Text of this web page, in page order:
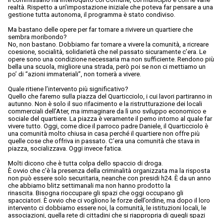
realtà. Rispetto a un’impostazione iniziale che poteva far pensare a una
gestione tutta autonoma, il programma è stato condiviso.
Ma bastano delle opere per far tornare a rivivere un quartiere che
sembra moribondo?
No, non bastano. Dobbiamo far tornare a vivere la comunità, a ricreare
coesione, socialità, solidarietà che nel passato sicuramente c’era. Le
opere sono una condizione necessaria ma non sufficiente. Rendono più
bella una scuola, migliore una strada, però poi se non ci mettiamo un
po’ di “azioni immateriali”, non tornerà a vivere.
Quale ritiene l’intervento più significativo?
Quello che faremo sulla piazza del Quarticciolo, i cui lavori partiranno in
autunno. Non è solo il suo rifacimento e la ristrutturazione dei locali
commerciali dell’Ater, ma immaginare da lì uno sviluppo economico e
sociale del quartiere. La piazza è veramente il perno intorno al quale far
vivere tutto. Oggi, come dice il parroco padre Daniele, il Quarticciolo è
una comunità molto chiusa in casa perché il quartiere non offre più
quelle cose che offriva in passato. C’era una comunità che stava in
piazza, socializzava. Oggi invece fatica.
Molti dicono che è tutta colpa dello spaccio di droga.
È ovvio che c’è la presenza della criminalità organizzata ma la risposta
non può essere solo securitaria, neanche con presidi h24. È da un anno
che abbiamo blitz settimanali ma non hanno prodotto la
rinascita. Bisogna rioccupare gli spazi che oggi occupano gli
spacciatori. È ovvio che ci vogliono le forze dell’ordine, ma dopo il loro
intervento ci dobbiamo essere noi, la comunità, le istituzioni locali, le
associazioni, quella rete di cittadini che si riappropria di quegli spazi